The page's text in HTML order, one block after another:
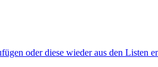
oder diese wieder aus den Listen